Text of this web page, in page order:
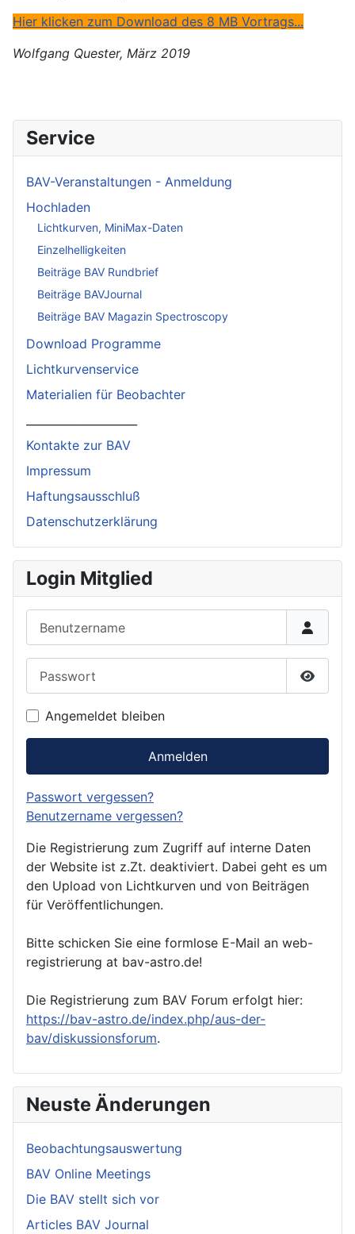
Hier klicken zum Download des 8 MB Vortrags...
Wolfgang Quester, März 2019
Service
BAV-Veranstaltungen - Anmeldung
Hochladen
Lichtkurven, MiniMax-Daten
Einzelhelligkeiten
Beiträge BAV Rundbrief
Beiträge BAVJournal
Beiträge BAV Magazin Spectroscopy
Download Programme
Lichtkurvenservice
Materialien für Beobachter
Kontakte zur BAV
Impressum
Haftungsausschluß
Datenschutzerklärung
Login Mitglied
Angemeldet bleiben
Anmelden
Passwort vergessen?
Benutzername vergessen?
Die Registrierung zum Zugriff auf interne Daten
der Website ist z.Zt. deaktiviert. Dabei geht es um
den Upload von Lichtkurven und von Beiträgen
für Veröffentlichungen.
Bitte schicken Sie eine formlose E-Mail an web-
registrierung at bav-astro.de!
Die Registrierung zum BAV Forum erfolgt hier:
https://bav-astro.de/index.php/aus-der-
bav/diskussionsforum.
Neuste Änderungen
Beobachtungsauswertung
BAV Online Meetings
Die BAV stellt sich vor
Articles BAV Journal